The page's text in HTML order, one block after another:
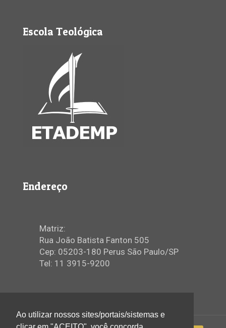
Escola Teológica
Endereço
Matriz:
Rua João Batista Fanton 505
Cep: 05203-180 Perus São Paulo/SP
Tel: 11 3915-9200
Ao utilizar nossos sites/portais/sistemas e